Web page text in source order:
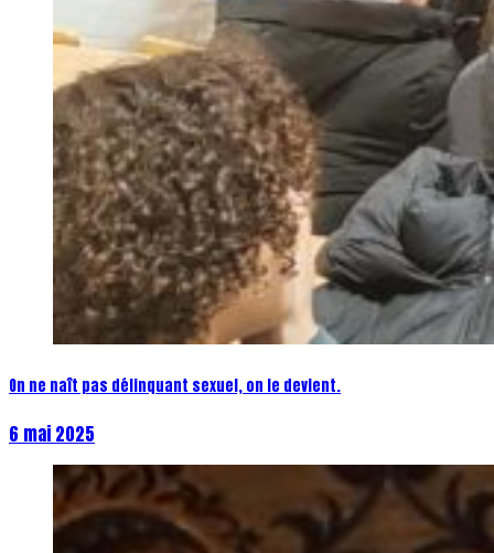
On ne naît pas délinquant sexuel, on le devient.
6 mai 2025